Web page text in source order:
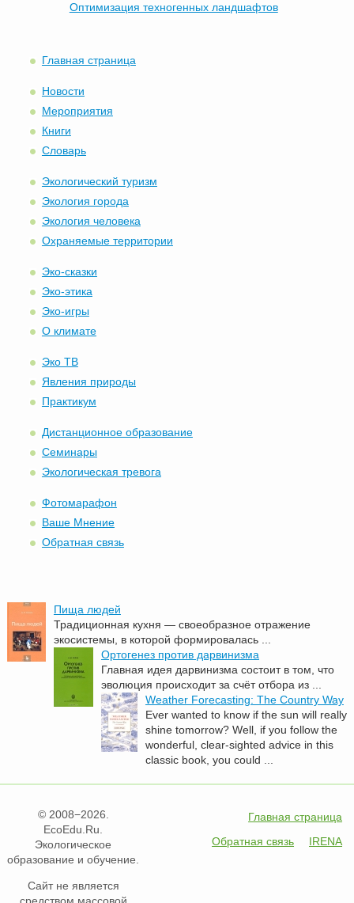
Оптимизация техногенных ландшафтов
Главная страница
Новости
Мероприятия
Книги
Словарь
Экологический туризм
Экология города
Экология человека
Охраняемые территории
Эко-сказки
Эко-этика
Эко-игры
О климате
Эко ТВ
Явления природы
Практикум
Дистанционное образование
Семинары
Экологическая тревога
Фотомарафон
Ваше Мнение
Обратная связь
Пища людей
Традиционная кухня — своеобразное отражение
экосистемы, в которой формировалась ...
Ортогенез против дарвинизма
Главная идея дарвинизма состоит в том, что
эволюция происходит за счёт отбора из ...
Weather Forecasting: The Country Way
Ever wanted to know if the sun will really
shine tomorrow? Well, if you follow the
wonderful, clear-sighted advice in this
classic book, you could ...
© 2008−2026.
EcoEdu.Ru.
Экологическое
образование и обучение.
Сайт не является
Главная страница
Обратная связь
IRENA